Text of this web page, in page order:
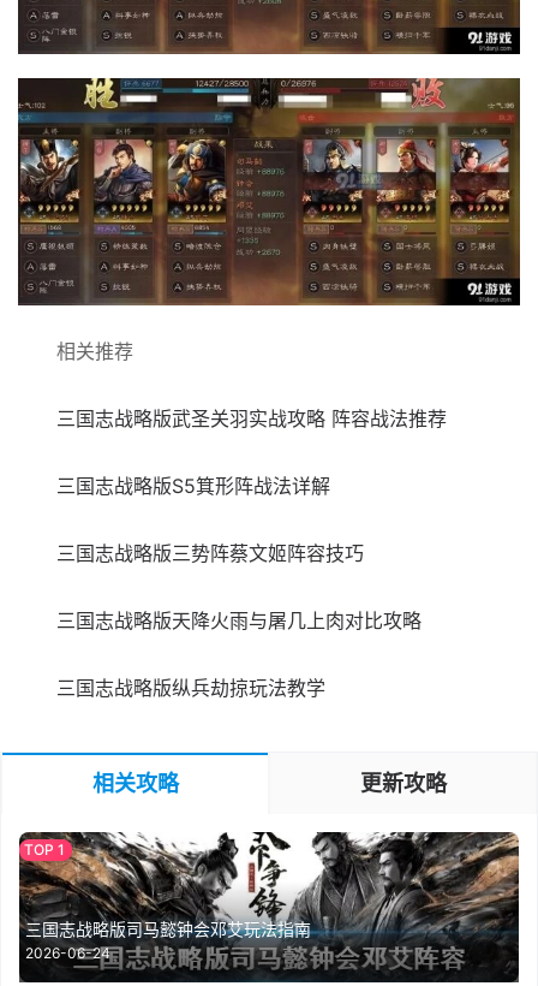
相关推荐
三国志战略版武圣关羽实战攻略 阵容战法推荐
三国志战略版S5箕形阵战法详解
三国志战略版三势阵蔡文姬阵容技巧
三国志战略版天降火雨与屠几上肉对比攻略
三国志战略版纵兵劫掠玩法教学
相关攻略 更新攻略
三国志战略版司马懿钟会邓艾玩法指南
2026-06-24